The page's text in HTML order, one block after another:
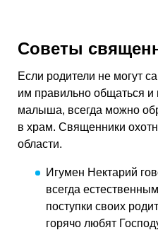
Советы
Если родители не могут
им правильно общаться и
малыша, всегда можно
в храм. Священники
области.
Игумен Нектарий
всегда
поступки своих
горячо любят